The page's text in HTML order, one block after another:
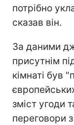
потрібно
сказав він.
За даними
присутнім
кімнаті був
зміст угоди
переговори